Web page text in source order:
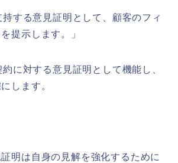
する意見証明として、顧客のフィ
提示します。」
に対する意見証明として機能し、
します。
明は自身の見解を強化するために